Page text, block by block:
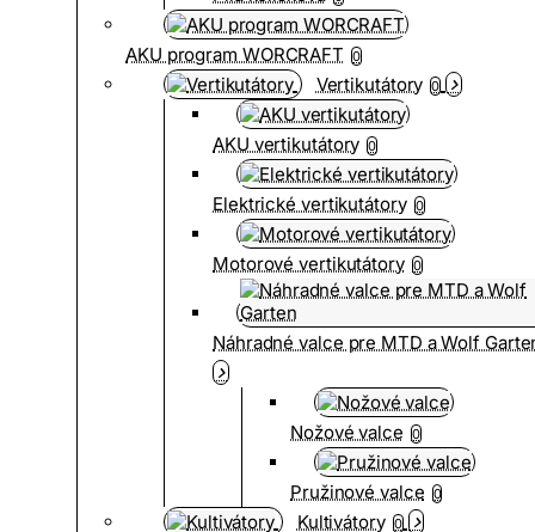
AKU program WORCRAFT 0
Vertikutátory 0
AKU vertikutátory 0
Elektrické vertikutátory 0
Motorové vertikutátory 0
Náhradné valce pre MTD a Wolf
Nožové valce 0
Pružinové valce 0
Kultivátory 0